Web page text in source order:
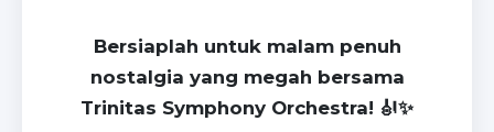
Bersiaplah untuk malam penuh
nostalgia yang megah bersama
Trinitas Symphony Orchestra! 🎻✨